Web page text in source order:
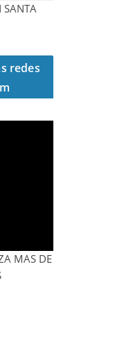
SANTA
redes
MAS DE